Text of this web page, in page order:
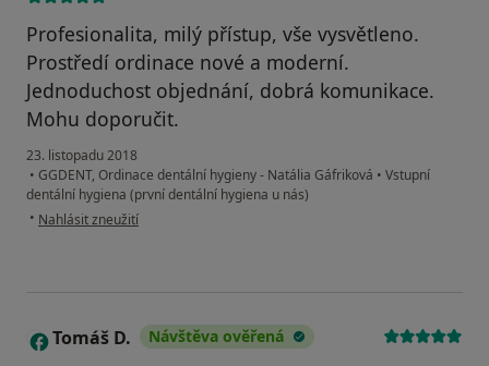
Profesionalita, milý přístup, vše vysvětleno.
Prostředí ordinace nové a moderní.
Jednoduchost objednání, dobrá komunikace.
Mohu doporučit.
23. listopadu 2018
• GGDENT, Ordinace dentální hygieny - Natália Gáfriková • Vstupní
dentální hygiena (první dentální hygiena u nás)
• podle názoru uživatele Váš účet byl odstraněn
Nahlásit zneužití
T Tomáš D. Návštěva ověřená